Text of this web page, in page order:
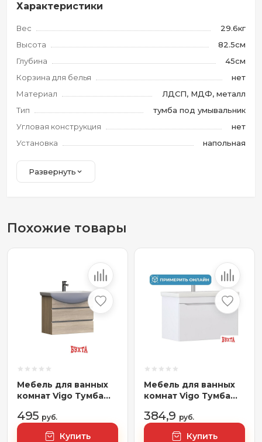
Характеристики
Вес
29.6кг
Высота
82.5см
Глубина
45см
Корзина для белья
нет
Материал
ЛДСП, МДФ, металл
Тип
тумба под умывальник
Угловая конструкция
нет
Установка
напольная
Развернуть
Похожие товары
Мебель для ванных
комнат Vigo Тумба
(Балтика) подвесная
дуб сонома
495 руб.
Купить
Мебель для ванных
комнат Vigo Тумба
Grani 800-0-1 Como
навесная
384,9 руб.
Купить